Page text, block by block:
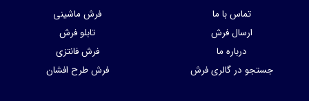
تماس با ما
ارسال فرش
درباره ما
جستجو در گالری فرش
فرش ماشینی
تابلو فرش
فرش فانتزی
فرش طرح افشان